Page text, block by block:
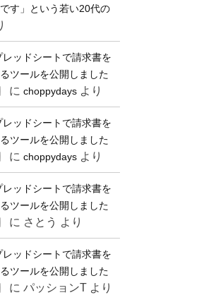
す」という若い20代の
レッドシートで請求書を
ツールを公開しました
に choppydays より
レッドシートで請求書を
ツールを公開しました
に choppydays より
レッドシートで請求書を
ツールを公開しました
に さとう より
レッドシートで請求書を
ツールを公開しました
に パッションT より